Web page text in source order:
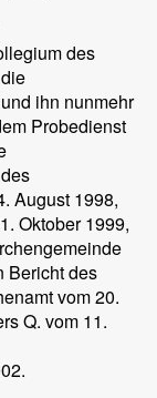
des
ihn nunmehr
Probedienst
August 1998,
Oktober 1999,
Bericht des
vom 20.
Q. vom 11.